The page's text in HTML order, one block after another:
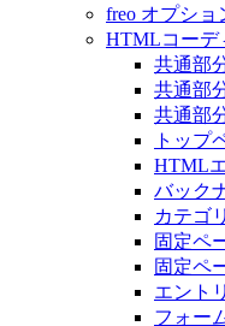
freo オプショ
HTMLコーデ
共通部
共通部
共通部
トップ
HTML
バック
カテゴ
固定ペ
固定ペ
エント
フォー